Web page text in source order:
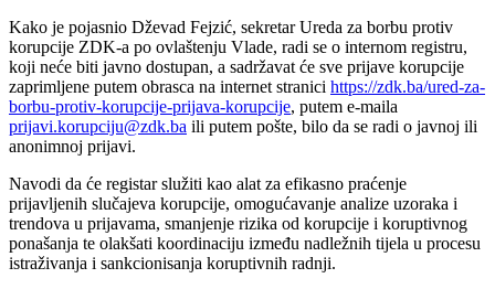
Kako je pojasnio Dževad Fejzić, sekretar Ureda za borbu protiv
korupcije ZDK-a po ovlaštenju Vlade, radi se o internom registru,
koji neće biti javno dostupan, a sadržavat će sve prijave korupcije
zaprimljene putem obrasca na internet stranici https://zdk.ba/ured-za-
borbu-protiv-korupcije-prijava-korupcije, putem e-maila
prijavi.korupciju@zdk.ba ili putem pošte, bilo da se radi o javnoj ili
anonimnoj prijavi.
Navodi da će registar služiti kao alat za efikasno praćenje
prijavljenih slučajeva korupcije, omogućavanje analize uzoraka i
trendova u prijavama, smanjenje rizika od korupcije i koruptivnog
ponašanja te olakšati koordinaciju između nadležnih tijela u procesu
istraživanja i sankcionisanja koruptivnih radnji.